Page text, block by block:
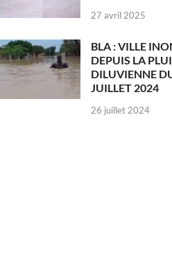
27 avril 2025
BLA : VILLE
DEPUIS LA
DILUVIENNE
JUILLET 2024
26 juillet 2024